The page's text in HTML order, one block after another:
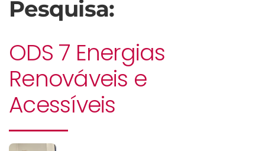
Pesquisa:
ODS 7 Energias
Renováveis e
Acessíveis